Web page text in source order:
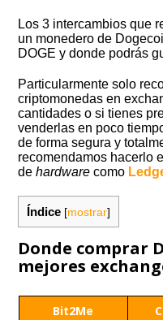
Los 3 intercambios que
un monedero de
DOGE y donde podrás
Particularmente solo
criptomonedas en
cantidades o si tienes
venderlas en poco
de forma segura y
recomendamos hacerlo
dehardware como
Índice [mostrar]
Donde comprar
mejores
Bit2Me